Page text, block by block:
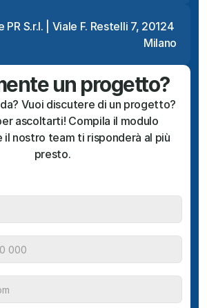
PR S.r.l. | Viale F. Restelli 7, 20124
Milano
un progetto?
Vuoi discutere di un progetto?
ascoltarti! Compila il modulo
nostro team ti risponderà al più
presto.